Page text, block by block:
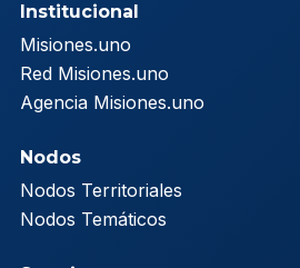
Institucional
Misiones.uno
Red Misiones.uno
Agencia Misiones.uno
Nodos
Nodos Territoriales
Nodos Temáticos